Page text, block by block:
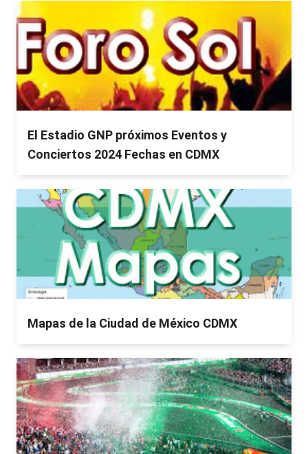
El Estadio GNP próximos Eventos y
Conciertos 2024 Fechas en CDMX
Mapas de la Ciudad de México CDMX